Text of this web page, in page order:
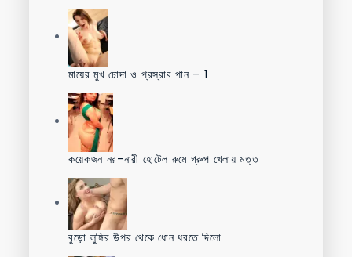
মায়ের মুখ চোদা ও প্রস্রাব পান – 1
কয়েকজন নর-নারী হোটেল রুমে গ্রুপ খেলায় মত্ত
বুড়ো লুঙ্গির উপর থেকে ধোন ধরতে দিলো